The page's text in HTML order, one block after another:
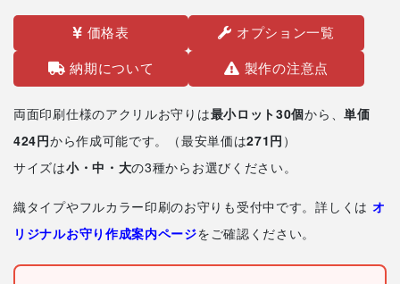
価格表 オプション一覧
納期について 製作の注意点
両面印刷仕様のアクリルお守りは最小ロット30個から、単価
424円から作成可能です。（最安単価は271円 ）
サイズは小・中・大の3種からお選びください。
織タイプやフルカラー印刷のお守りも受付中です。詳しくは オ
リジナルお守り作成案内ページをご確認ください。